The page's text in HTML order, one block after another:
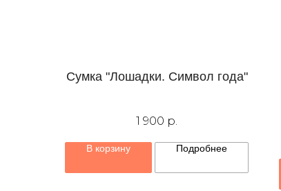
Сумка "Лошадки. Символ года"
1 900 р.
В корзину Подробнее